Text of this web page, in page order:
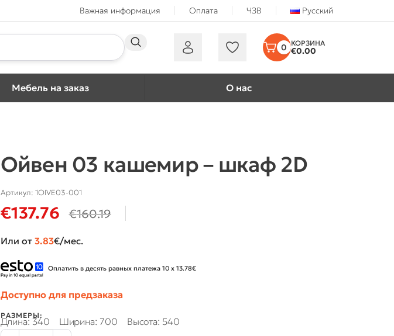
Важная информация Оплата ЧЗВ Русский
0 €0.00
Мебель на заказ
О нас
Ойвен 03 кашемир – шкаф 2D
Артикул: 1OIVE03-001
€137.76 €160.19
Или от 3.83€/мес.
Оплатить в десять равных платежа 10 x 13.78€
Доступно для предзаказа
РАЗМЕРЫ:
Длина: 340 Ширина: 700 Высота: 540